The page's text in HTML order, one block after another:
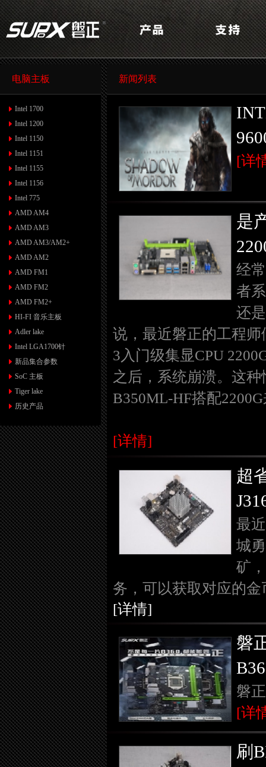
电脑主板
Intel 1700
Intel 1200
Intel 1150
Intel 1151
Intel 1155
Intel 1156
Intel 775
AMD AM4
AMD AM3
AMD AM3/AM2+
AMD AM2
AMD FM1
AMD FM2
AMD FM2+
HI-FI 音乐主板
Adler lake
Intel LGA1700针
新品集合参数
SoC 主板
Tiger lake
历史产品
新闻列表
[详
是
经
者
还
说，最近磐正的工程
3入门级集显CPU
之后，系统崩溃。这
B350ML-HF搭配
[详情]
超
最
城
矿
务，可以获取对应的
[详情]
磐
磐
[详
刷